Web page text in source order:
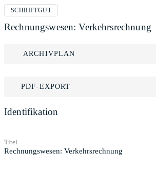
SCHRIFTGUT
Rechnungswesen: Verkehrsrechnung
ARCHIVPLAN
PDF-EXPORT
Identifikation
Titel
Rechnungswesen: Verkehrsrechnung